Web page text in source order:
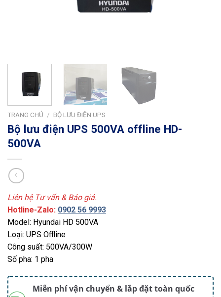
TRANG CHỦ / BỘ LƯU ĐIỆN UPS
Bộ lưu điện UPS 500VA offline HD-
500VA
Liên hệ Tư vấn & Báo giá.
Hotline-Zalo: 0902 56 9993
Model: Hyundai HD 500VA
Loại: UPS Offline
Công suất: 500VA/300W
Số pha: 1 pha
Miễn phí vận chuyển & lắp đặt toàn quốc